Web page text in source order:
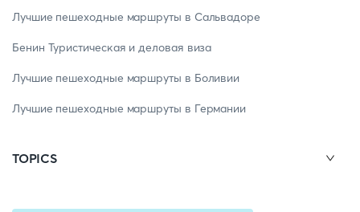
Лучшие пешеходные маршруты в Сальвадоре
Бенин Туристическая и деловая виза
Лучшие пешеходные маршруты в Боливии
Лучшие пешеходные маршруты в Германии
TOPICS